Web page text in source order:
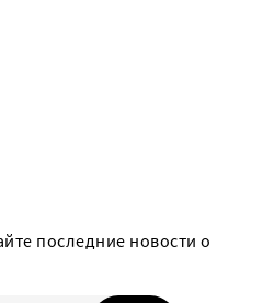
последние новости о